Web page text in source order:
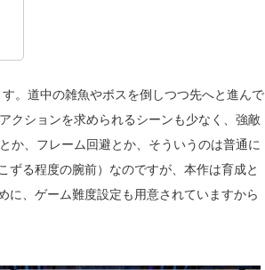
。道中の雑魚やボスを倒しつつ先へと進んで
クションを求められるシーンも少なく、強敵
か、フレーム回避とか、そういうのは普通に
る程度の腕前）なのですが、本作は育成と
に、ゲーム難度設定も用意されていますから